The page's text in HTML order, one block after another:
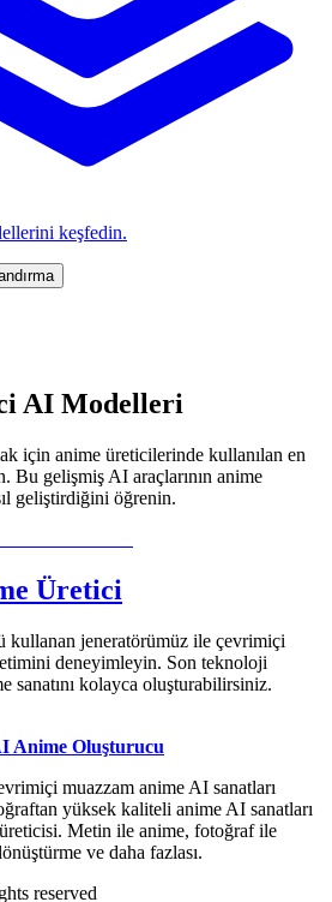
keşfedin.
AI Modelleri
için anime üreticilerinde kullanılan en
gelişmiş AI araçlarının anime
geliştirdiğini öğrenin.
Üretici
jeneratörümüz ile çevrimiçi
deneyimleyin. Son teknoloji
sanatını kolayca oluşturabilirsiniz.
Anime Oluşturucu
muazzam anime AI sanatları
yüksek kaliteli anime AI sanatları
Metin ile anime, fotoğraf ile
ve daha fazlası.
reserved